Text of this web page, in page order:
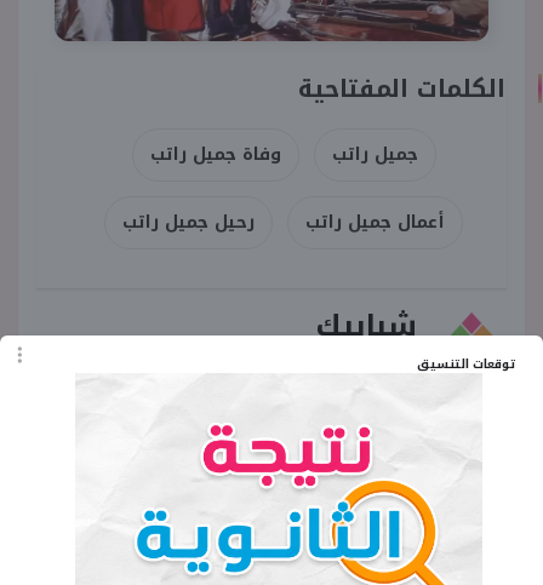
توقعات التنسيق
الكلمات المفتاحية
جميل راتب وفاة جميل راتب
أعمال جميل راتب رحيل جميل راتب
شبابيك
منصة إعلامية تخاطب شباب وطلاب مصر
♥ جديد الموقع
الدكتوراه الفخرية.. تكريم وزير التعليم
محمد عبداللطيف من جامعة هيروشيما